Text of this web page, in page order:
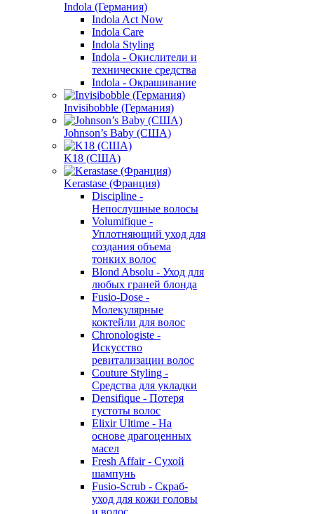
Indola (Германия)
Indola Act Now
Indola Care
Indola Styling
Indola - Окислители и
технические средства
Indola - Окрашивание
Invisibobble (Германия)
Johnson’s Baby (США)
K18 (США)
Kerastase (Франция)
Discipline -
Непослушные волосы
Volumifique -
Уплотняющий уход для
создания объема
тонких волос
Blond Absolu - Уход для
любых граней блонда
Fusio-Dose -
Молекулярные
коктейли для волос
Chronologiste -
Искусство
ревитализации волос
Couture Styling -
Средства для укладки
Densifique - Потеря
густоты волос
Elixir Ultime - На
основе драгоценных
масел
Fresh Affair - Сухой
шампунь
Fusio-Scrub - Скраб-
уход для кожи головы
и волос